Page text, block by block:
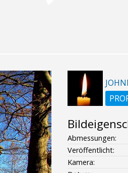
Abmessungen:
Veröffentlicht:
Kamera: